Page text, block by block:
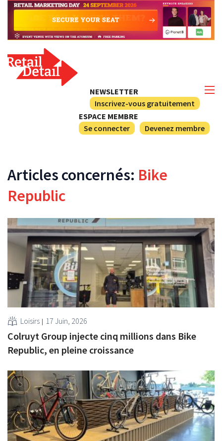
NEWSLETTER
Inscrivez-vous gratuitement
ESPACE MEMBRE
Se connecter
Devenez membre
Articles concernés: Bike
Republic
Loisirs 17 Juin, 2026
Colruyt Group injecte cinq millions dans Bike
Republic, en pleine croissance